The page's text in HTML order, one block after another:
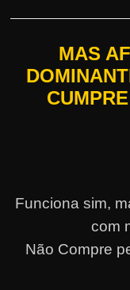
MAS
Funciona sim,
com
Não Compre